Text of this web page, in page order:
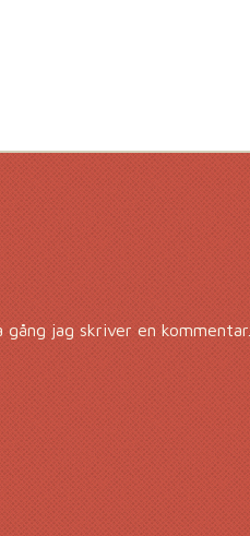
jag skriver en kommentar.